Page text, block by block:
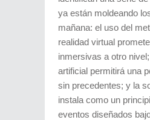
ya están moldeando
mañana: el uso del
realidad virtual
inmersivas a otro
artificial permitirá una
sin precedentes; y la
instala como un
eventos diseñados